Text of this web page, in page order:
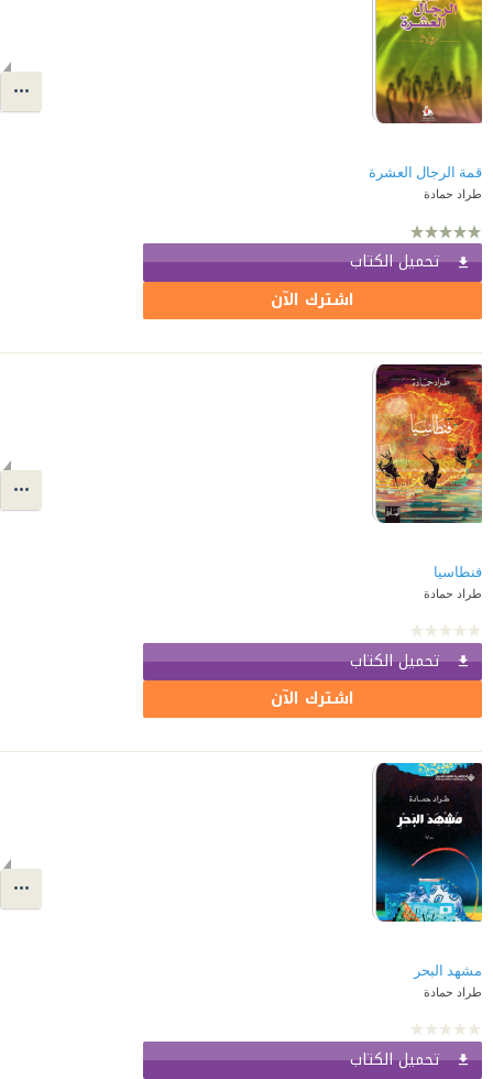
قمة الرجال العشرة
طراد حمادة
تحميل الكتاب
اشترك الآن
فنطاسيا
طراد حمادة
تحميل الكتاب
اشترك الآن
مشهد البحر
طراد حمادة
تحميل الكتاب